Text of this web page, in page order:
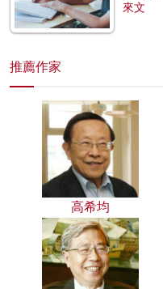
來文
推薦作家
高希均